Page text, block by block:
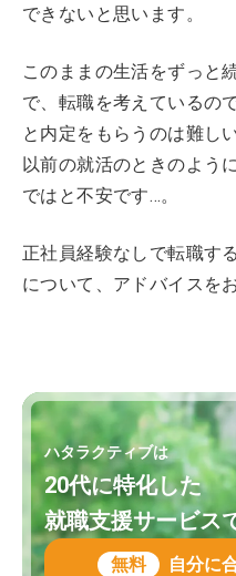
できないと思います。
このままの生活をずっと
で、転職を考えているの
と内定をもらうのは難し
以前の就活のときのよう
ではと不安です…。
正社員経験なしで転職す
について、アドバイスを
ハタラクティブは
20代に特化した
就職支援サービス
無料 自分に